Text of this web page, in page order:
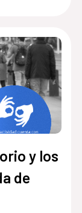
y los
de